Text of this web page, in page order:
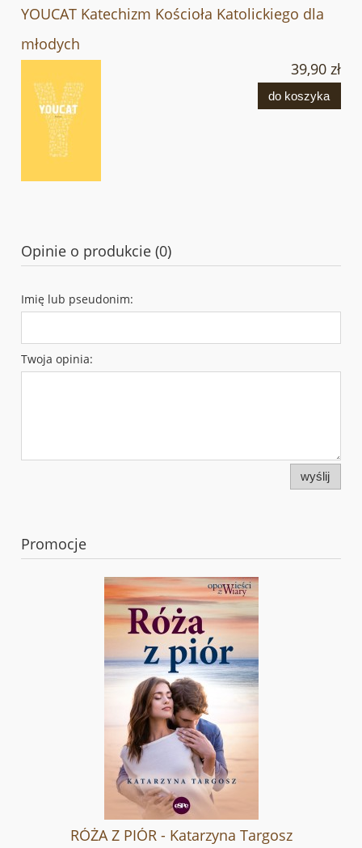
YOUCAT Katechizm Kościoła Katolickiego dla
młodych
39,90 zł
do koszyka
Opinie o produkcie (0)
Imię lub pseudonim:
Twoja opinia:
wyślij
Promocje
RÓŻA Z PIÓR - Katarzyna Targosz